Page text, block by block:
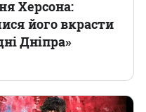
Херсона:
його вкрасти
Дніпра»